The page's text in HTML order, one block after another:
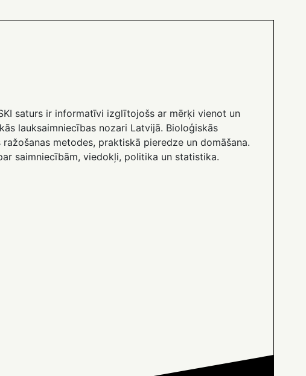
saturs ir informatīvi izglītojošs ar mērķi vienot un
lauksaimniecības nozari Latvijā. Bioloģiskās
ražošanas metodes, praktiskā pieredze un domāšana.
saimniecībām, viedokļi, politika un statistika.